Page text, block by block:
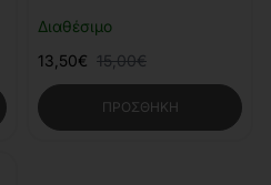
Διαθέσιμο
13,50€ 15,00€
ΠΡΟΣΘΉΚΗ